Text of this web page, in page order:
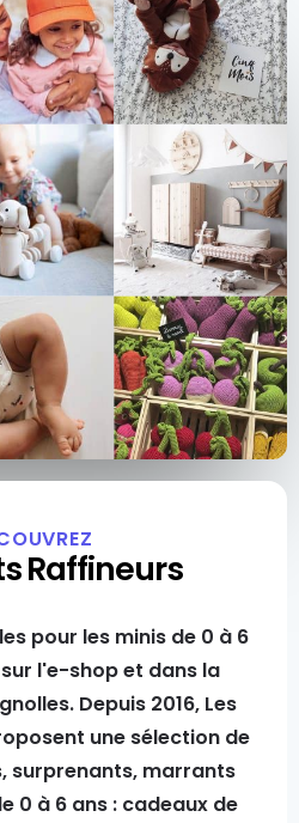
Raffineurs
pour les minis de 0 à 6
l'e-shop et dans la
Depuis 2016, Les
une sélection de
surprenants, marrants
0 à 6 ans : cadeaux de